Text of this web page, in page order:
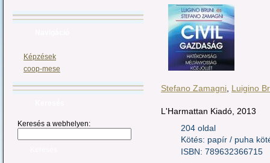
Képzések
coop-mese
Keresés a webhelyen:
Stefano Zamagni Luigino
L'Harmattan Kiadó, 2013
204 oldal
Kötés: papír / puha
ISBN: 789632366715